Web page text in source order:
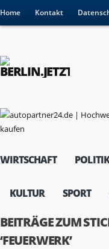
Home Kontakt
WIRTSCHAFT POLITIK
KULTUR SPORT
BEITRÄGE ZUM
‘FEUERWERK’